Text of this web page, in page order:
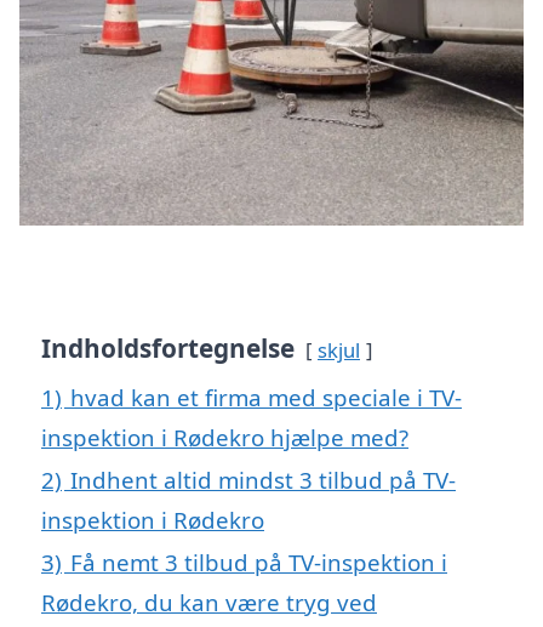
Indholdsfortegnelse skjul
1) hvad kan et firma med speciale i TV-
inspektion i Rødekro hjælpe med?
2) Indhent altid mindst 3 tilbud på TV-
inspektion i Rødekro
3) Få nemt 3 tilbud på TV-inspektion i
Rødekro, du kan være tryg ved